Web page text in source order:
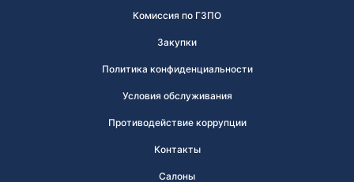
Комиссия по ГЗПО
Закупки
Политика конфиденциальности
Условия обслуживания
Противодействие коррупции
Контакты
Салоны